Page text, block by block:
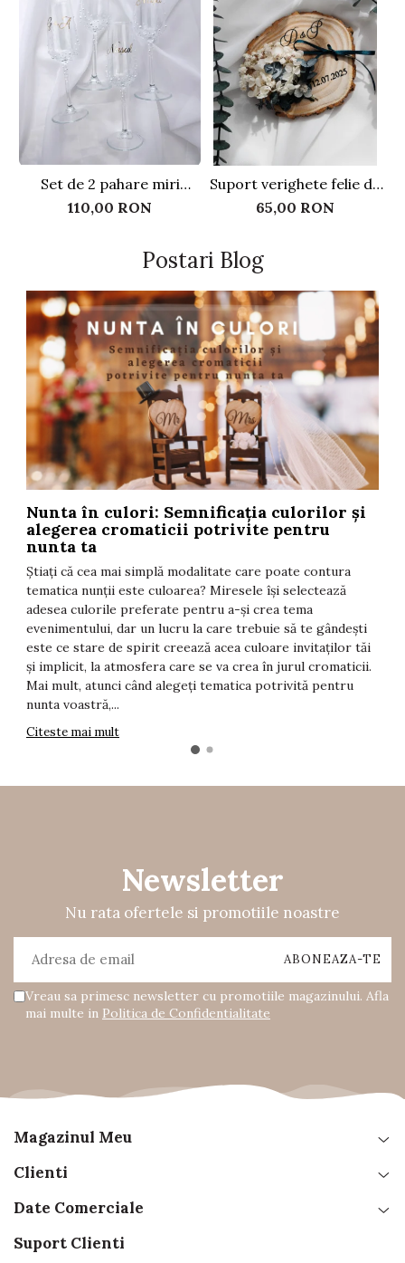
Set de 2 pahare miri
personalizate, cu perle
110,00 RON
Suport verighete felie de
lemn - Flori criogenate
65,00 RON
Postari Blog
Nunta în culori: Semnificația culorilor și
alegerea cromaticii potrivite pentru
nunta ta
Știați că cea mai simplă modalitate care poate contura
tematica nunții este culoarea? Miresele își selectează
adesea culorile preferate pentru a-și crea tema
evenimentului, dar un lucru la care trebuie să te gândești
este ce stare de spirit creează acea culoare invitaților tăi
și implicit, la atmosfera care se va crea în jurul cromaticii.
Mai mult, atunci când alegeți tematica potrivită pentru
nunta voastră,...
Citeste mai mult
Newsletter
Nu rata ofertele si promotiile noastre
Vreau sa primesc newsletter cu promotiile magazinului. Afla
mai multe in Politica de Confidentialitate
Magazinul Meu
Clienti
Date Comerciale
Suport Clienti